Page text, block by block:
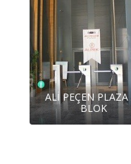
ALİ PEÇEN PLAZA
BLOK